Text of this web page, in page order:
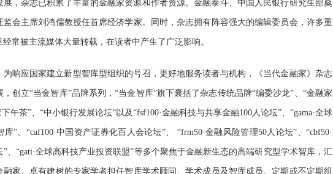
展，杂志已积累了丰富的金融家资源和作者资源。金融泰斗、中国人民银行研究生部奠
监会主席刘鸿儒教授任首席经济学家。同时，杂志拥有阵容强大的编辑委员会，许多重
常被主流媒体大量转载，在读者中产生了广泛影响。
为响应国家建立新型智库型组织的号召，更好地服务读者与机构，《当代金融家》杂志
创立“当金智库”品牌系列，“当金智库”旗下囊括了杂志传统品牌“编委沙龙”、“金融家
午茶”、“中小银行发展论坛”以及“fsf100·金融科技与共享金融100人论坛”、“gama·全球
”、“caf100·中国资产证券化百人会论坛”、 “frm50·金融风险管理50人论坛”、“cbf50·
”、“gati·全球高科技产业投资联盟”等多个聚焦于金融新生态的高端研究型学术智库，汇
融家、卓有建树的专家学者担任智库学术顾问、学术成员及智库成员。定期或不定期组